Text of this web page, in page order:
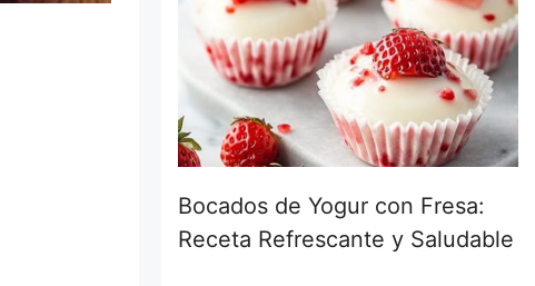
Bocados de Yogur con Fresa:
Receta Refrescante y Saludable